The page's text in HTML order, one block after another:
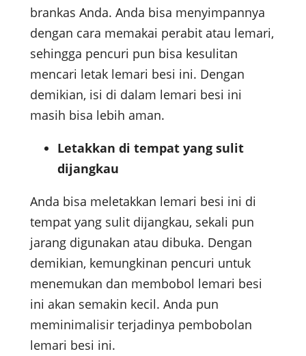
brankas Anda. Anda bisa menyimpannya
dengan cara memakai perabit atau lemari,
sehingga pencuri pun bisa kesulitan
mencari letak lemari besi ini. Dengan
demikian, isi di dalam lemari besi ini
masih bisa lebih aman.
Letakkan di tempat yang sulit
dijangkau
Anda bisa meletakkan lemari besi ini di
tempat yang sulit dijangkau, sekali pun
jarang digunakan atau dibuka. Dengan
demikian, kemungkinan pencuri untuk
menemukan dan membobol lemari besi
ini akan semakin kecil. Anda pun
meminimalisir terjadinya pembobolan
lemari besi ini.